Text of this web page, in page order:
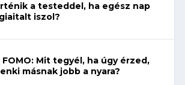
a testeddel, ha egész nap
iszol?
FOMO: Mit tegyél, ha úgy érzed,
másnak jobb a nyara?